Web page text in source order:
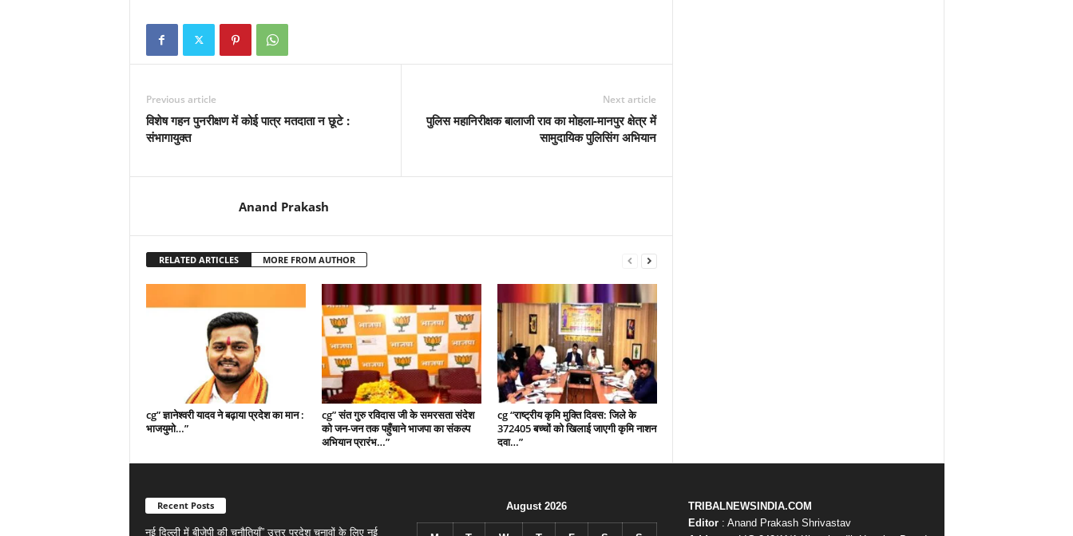
Previous article
विशेष गहन पुनरीक्षण में कोई पात्र मतदाता न छूटे :
संभागायुक्त
Next article
पुलिस महानिरीक्षक बालाजी राव का मोहला-मानपुर क्षेत्र में
सामुदायिक पुलिसिंग अभियान
Anand Prakash
RELATED ARTICLES MORE FROM AUTHOR
cg” ज्ञानेश्वरी यादव ने बढ़ाया प्रदेश का मान :
भाजयुमो…”
cg” संत गुरु रविदास जी के समरसता संदेश
को जन-जन तक पहुँचाने भाजपा का संकल्प
अभियान प्रारंभ…”
cg “राष्ट्रीय कृमि मुक्ति दिवस: जिले के
372405 बच्चों को खिलाई जाएगी कृमि नाशन
दवा…”
Recent Posts
नई दिल्ली में बीजेपी की चुनौतियाँ” उत्तर प्रदेश चुनावों के लिए नई
August 2026
TRIBALNEWSINDIA.COM
Editor: Anand Prakash Shrivastav